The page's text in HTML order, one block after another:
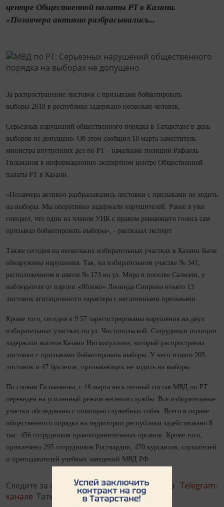
центре Общественной палаты РТ в Казани.
«Позавчера активно разбрасывались...
За распространение листовок с призывами бойкотировать
выборы-2018 в республике задержано несколько человек.
Серьезных нарушений общественного порядка в Татарстане в день
выборов не допущено. Об этом сообщил 18 марта заместитель
министра внутренних дел по РТ - начальник полиции Рафаиль
Гильманов в информационно-экспертном центре Общественной
палаты РТ в Казани.
«Позавчера активно разбрасывались листовки с призывами не ходить
на выборы. Мы оперативно задержали нарушителей. Ранее я уже
говорил, что один из членов УИК с правом решающего голоса сам
призывал бойкотировать выборы», - рассказал эксперт.
Также сегодня на нескольких избирательных участках в Казани были
обнаружены нарушения. Так, на избирательном участке № 341,
расположенном в школе № 173 на ул. Мира в поселке Салмачи, у
наблюдателя от партии «Яблоко» Леонида Спирина изъято 13
листовок агитационного характера с негативными призывами.
Кроме того, сегодня в 9:57 зарегистрированы нарушения на двух
избирательных участках по ул. Чистопольской. Сотрудники полиции
задержали жителя Казани Нигматуллина, который распространял
листовки с призывами бойкотировать выборы. У него изъято 205
листовок и 47 буклетов, призывающих не ходить на выборы.
По словам Гильманова, с 16 марта весь личный состав МВД по РТ
переведен на усиленный режим несения службы. Все избирательные
участки обследованы с помощью служебных собак. Всего в охране
общественного порядка на территории республики задействовано 8
тыс. 456 сотрудников правоохранительных органов. Кроме того,
привлечено 295 сотрудников Росгвардии, 470 курсантов, слушателей
и преподавателей учебных заведений МВД РФ.
Следите за самым важным и интересным в Telegram-
канале Татмедиа